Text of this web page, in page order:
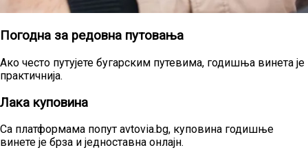
Погодна за редовна путовања
Ако често путујете бугарским путевима, годишња винета је
практичнија.
Лака куповина
Са платформама попут avtovia.bg, куповина годишње
винете је брза и једноставна онлајн.